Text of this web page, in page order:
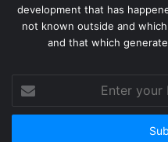
development that has
not known outside and
and that which
your
Email